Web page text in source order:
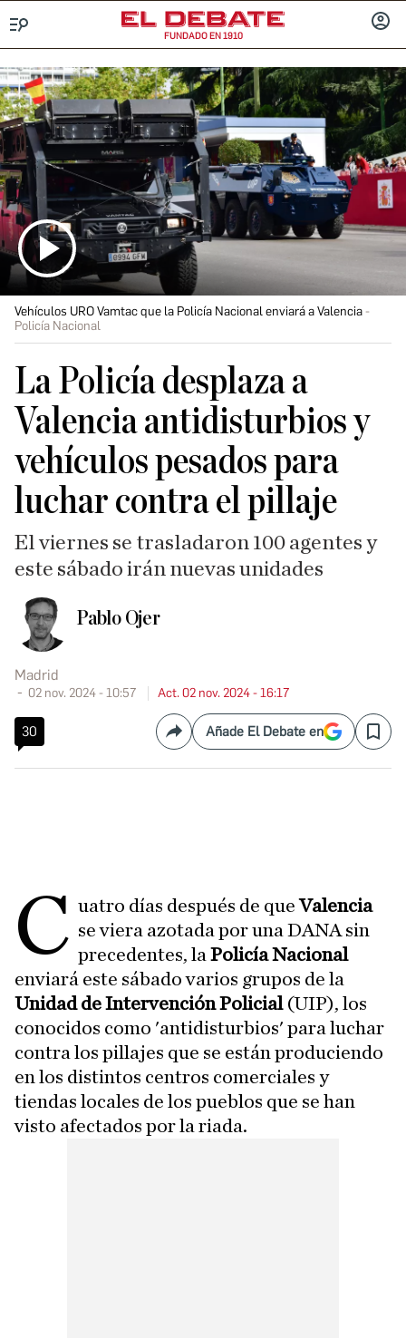
FUNDADO EN 1910
Vehículos URO Vamtac que la Policía Nacional enviará a Valencia
Policía Nacional
La Policía desplaza a
Valencia antidisturbios y
vehículos pesados para
luchar contra el pillaje
El viernes se trasladaron 100 agentes y
este sábado irán nuevas unidades
Pablo Ojer
Madrid
02 nov. 2024 - 10:57 Act. 02 nov. 2024 - 16:17
30 CompartirAñade El Debate en Save
C uatro días después de queValencia
se viera azotada por una DANA sin
precedentes, laPolicía Nacional
enviará este sábado varios grupos de la
Unidad de Intervención Policial(UIP), los
conocidos como 'antidisturbios' para luchar
contra los pillajes que se están produciendo
en los distintos centros comerciales y
tiendas locales de los pueblos que se han
visto afectados por la riada.